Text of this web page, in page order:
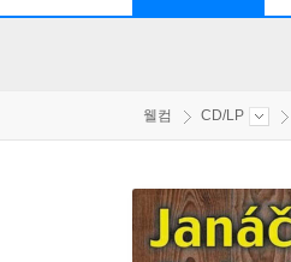
웰컴 CD/LP